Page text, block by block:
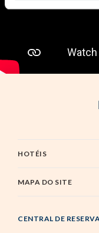
HOTÉIS
MAPA DO SITE
CENTRAL DE